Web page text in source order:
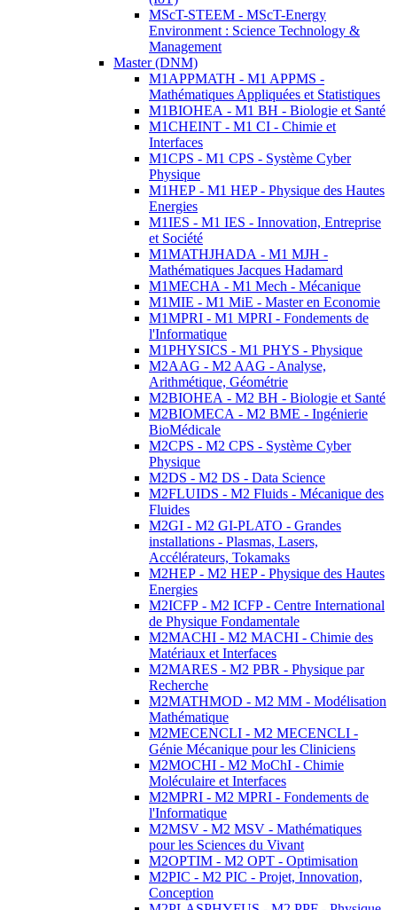
MScT-STEEM - MScT-Energy
Environment : Science Technology &
Management
Master (DNM)
M1APPMATH - M1 APPMS -
Mathématiques Appliquées et Statistiques
M1BIOHEA - M1 BH - Biologie et Santé
M1CHEINT - M1 CI - Chimie et
Interfaces
M1CPS - M1 CPS - Système Cyber
Physique
M1HEP - M1 HEP - Physique des Hautes
Energies
M1IES - M1 IES - Innovation, Entreprise
et Société
M1MATHJHADA - M1 MJH -
Mathématiques Jacques Hadamard
M1MECHA - M1 Mech - Mécanique
M1MIE - M1 MiE - Master en Economie
M1MPRI - M1 MPRI - Fondements de
l'Informatique
M1PHYSICS - M1 PHYS - Physique
M2AAG - M2 AAG - Analyse,
Arithmétique, Géométrie
M2BIOHEA - M2 BH - Biologie et Santé
M2BIOMECA - M2 BME - Ingénierie
BioMédicale
M2CPS - M2 CPS - Système Cyber
Physique
M2DS - M2 DS - Data Science
M2FLUIDS - M2 Fluids - Mécanique des
Fluides
M2GI - M2 GI-PLATO - Grandes
installations - Plasmas, Lasers,
Accélérateurs, Tokamaks
M2HEP - M2 HEP - Physique des Hautes
Energies
M2ICFP - M2 ICFP - Centre International
de Physique Fondamentale
M2MACHI - M2 MACHI - Chimie des
Matériaux et Interfaces
M2MARES - M2 PBR - Physique par
Recherche
M2MATHMOD - M2 MM - Modélisation
Mathématique
M2MECENCLI - M2 MECENCLI -
Génie Mécanique pour les Cliniciens
M2MOCHI - M2 MoChI - Chimie
Moléculaire et Interfaces
M2MPRI - M2 MPRI - Fondements de
l'Informatique
M2MSV - M2 MSV - Mathématiques
pour les Sciences du Vivant
M2OPTIM - M2 OPT - Optimisation
M2PIC - M2 PIC - Projet, Innovation,
Conception